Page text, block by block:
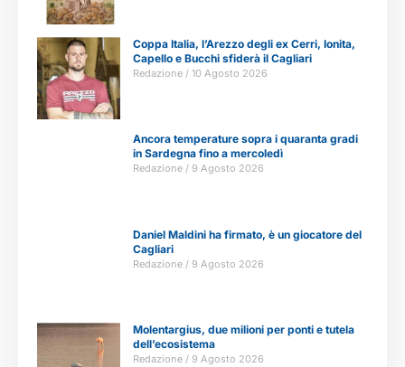
Coppa Italia, l’Arezzo degli ex Cerri, Ionita,
Capello e Bucchi sfiderà il Cagliari
Redazione 10 Agosto 2026
Ancora temperature sopra i quaranta gradi
in Sardegna fino a mercoledì
Redazione 9 Agosto 2026
Daniel Maldini ha firmato, è un giocatore del
Cagliari
Redazione 9 Agosto 2026
Molentargius, due milioni per ponti e tutela
dell’ecosistema
Redazione 9 Agosto 2026